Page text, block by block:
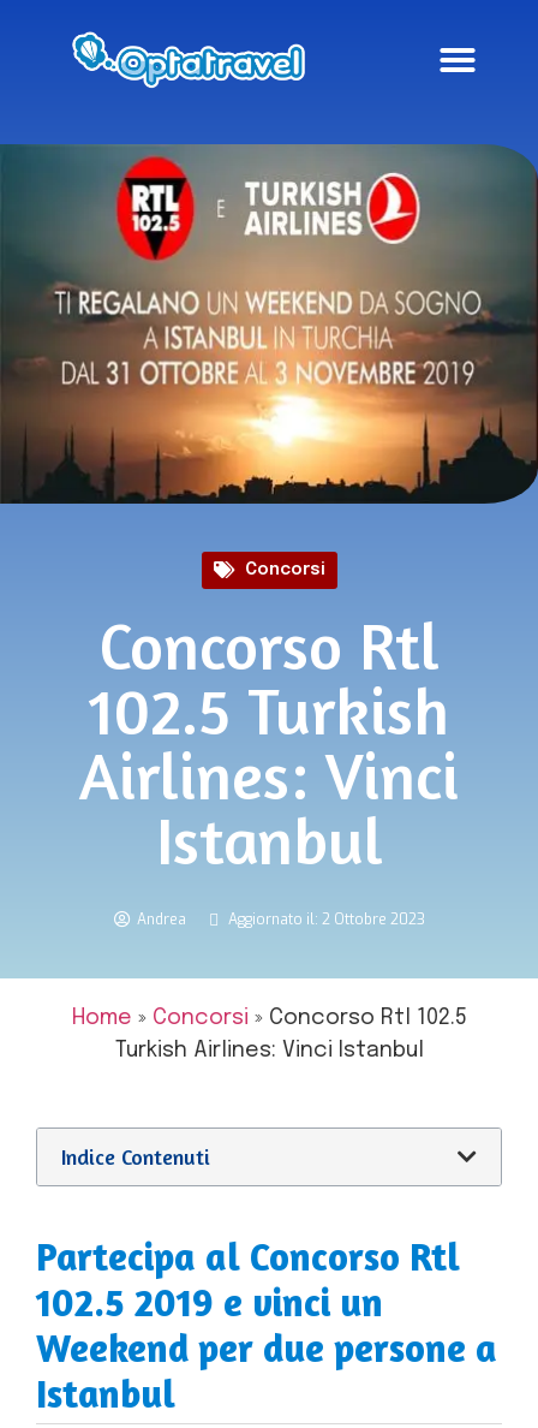
Concorsi
Concorso Rtl
102.5 Turkish
Airlines: Vinci
Istanbul
Andrea Aggiornato il: 2 Ottobre 2023
Home » Concorsi » Concorso Rtl 102.5
Turkish Airlines: Vinci Istanbul
Indice Contenuti
Partecipa al Concorso Rtl
102.5 2019 e vinci un
Weekend per due persone a
Istanbul